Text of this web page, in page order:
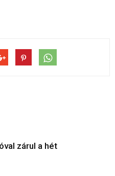
zárul a hét